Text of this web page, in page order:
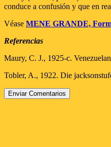
conduce a confusión y que en
Véase MENE GRANDE,
Referencias
Maury, C. J., 1925-c.
Tobler, A., 1922. Die